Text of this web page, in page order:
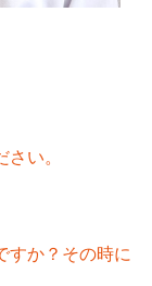
い。
すか？その時に